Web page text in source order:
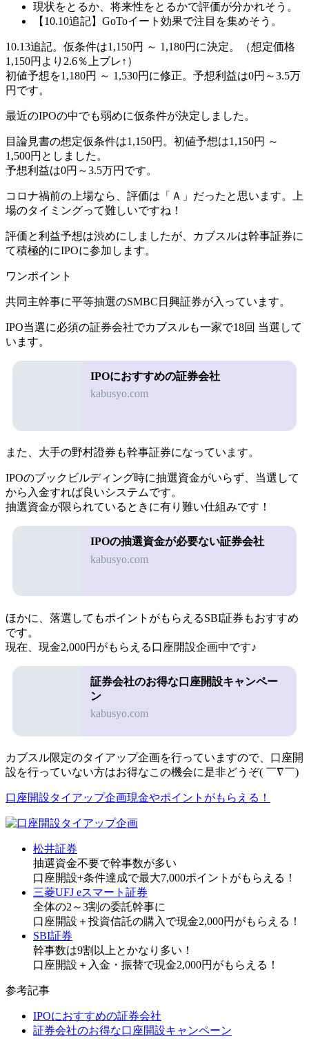
現状をとるか、将来性をとるかで評価が分かれそう。
【10.10追記】GoToイート効果で注目を集めそう。
10.13追記。仮条件は1,150円 ～ 1,180円に決定。（想定価格
1,150円より 2.6％上ブレ↑ ）
初値予想を1,180円 ～ 1,530円 に修正。予想利益は0円～3.5万
円 です。
最近のIPOの中でも弱めに仮条件が決定しました。
目論見書の想定仮条件は1,150円。初値予想は1,150円 ～
1,500円 としました。
予想利益は0円～3.5万円 です。
コロナ禍前の上場なら、評価は「Ａ」だったと思います。上
場のタイミングって難しいですね！
評価と利益予想は渋めにしましたが、カブスルは幹事証券に
て積極的にIPOに参加します。
ワンポイント
共同主幹事に平等抽選のSMBC日興証券が入っています。
IPO当選に必須の証券会社でカブスルも一家で18回 当選して
います。
IPOにおすすめの証券会社
kabusyo.com
また、大手の野村證券も幹事証券になっています。
IPOのブックビルディング時に抽選資金がいらず、当選して
から入金すれば良いシステムです。
抽選資金が限られているときに有り難い仕組みです！
IPOの抽選資金が必要ない証券会社
kabusyo.com
ほかに、落選してもポイントがもらえるSBI証券もおすすめ
です。
現在、 現金2,000円がもらえる口座開設企画中です♪
証券会社のお得な口座開設キャンペー
ン
kabusyo.com
カブスル限定のタイアップ企画を行っていますので、口座開
設を行っていない方はお得なこの機会に是非どうぞ( ￣∇￣)
口座開設タイアップ企画現金やポイントがもらえる！
松井証券
抽選資金不要で幹事数が多い
口座開設+条件達成で最大7,000ポイント がもらえる！
三菱UFJ eスマート証券
全体の2～3割の委託幹事に
口座開設＋投資信託の購入で現金2,000円 がもらえる！
SBI証券
幹事数は9割以上とかなり多い！
口座開設＋入金・振替で現金2,000円 がもらえる！
参考記事
IPOにおすすめの証券会社
証券会社のお得な口座開設キャンペーン